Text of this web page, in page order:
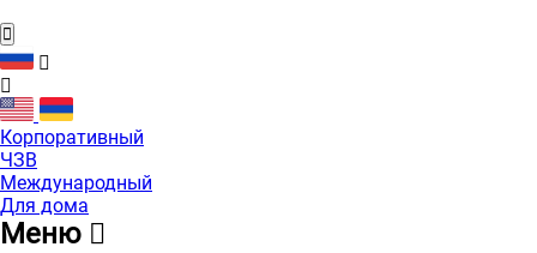
Корпоративный
ЧЗВ
Международный
Для дома
Меню